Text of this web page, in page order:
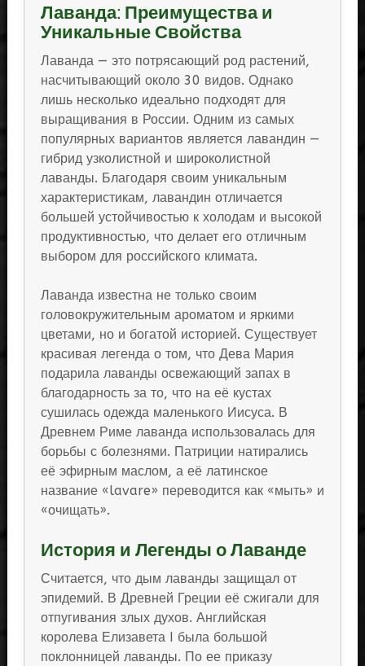
Лаванда: Преимущества и
Уникальные Свойства
Лаванда — это потрясающий род растений,
насчитывающий около 30 видов. Однако
лишь несколько идеально подходят для
выращивания в России. Одним из самых
популярных вариантов является лавандин —
гибрид узколистной и широколистной
лаванды. Благодаря своим уникальным
характеристикам, лавандин отличается
большей устойчивостью к холодам и высокой
продуктивностью, что делает его отличным
выбором для российского климата.
Лаванда известна не только своим
головокружительным ароматом и яркими
цветами, но и богатой историей. Существует
красивая легенда о том, что Дева Мария
подарила лаванды освежающий запах в
благодарность за то, что на её кустах
сушилась одежда маленького Иисуса. В
Древнем Риме лаванда использовалась для
борьбы с болезнями. Патриции натирались
её эфирным маслом, а её латинское
название «lavare» переводится как «мыть» и
«очищать».
История и Легенды о Лаванде
Считается, что дым лаванды защищал от
эпидемий. В Древней Греции её сжигали для
отпугивания злых духов. Английская
королева Елизавета I была большой
поклонницей лаванды. По ее приказу